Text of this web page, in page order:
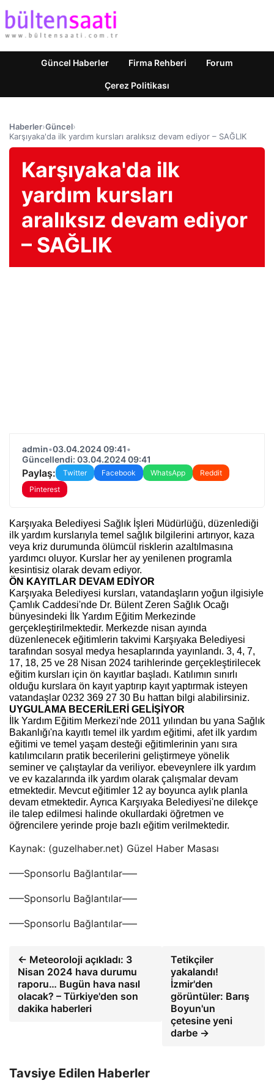
Güncel Haberler Firma Rehberi Forum
Çerez Politikası
Haberler›Güncel›
Karşıyaka'da ilk yardım kursları aralıksız devam ediyor – SAĞLIK
Karşıyaka'da ilk
yardım kursları
aralıksız devam ediyor
– SAĞLIK
admin•03.04.2024 09:41•
Güncellendi: 03.04.2024 09:41
Paylaş: Twitter Facebook WhatsApp
Reddit
Pinterest
Karşıyaka Belediyesi Sağlık İşleri Müdürlüğü, düzenlediği
ilk yardım kurslarıyla temel sağlık bilgilerini artırıyor, kaza
veya kriz durumunda ölümcül risklerin azaltılmasına
yardımcı oluyor. Kurslar her ay yenilenen programla
kesintisiz olarak devam ediyor.
ÖN KAYITLAR DEVAM EDİYOR
Karşıyaka Belediyesi kursları, vatandaşların yoğun ilgisiyle
Çamlık Caddesi'nde Dr. Bülent Zeren Sağlık Ocağı
bünyesindeki İlk Yardım Eğitim Merkezinde
gerçekleştirilmektedir. Merkezde nisan ayında
düzenlenecek eğitimlerin takvimi Karşıyaka Belediyesi
tarafından sosyal medya hesaplarında yayınlandı. 3, 4, 7,
17, 18, 25 ve 28 Nisan 2024 tarihlerinde gerçekleştirilecek
eğitim kursları için ön kayıtlar başladı. Katılımın sınırlı
olduğu kurslara ön kayıt yaptırıp kayıt yaptırmak isteyen
vatandaşlar 0232 369 27 30 Bu hattan bilgi alabilirsiniz.
UYGULAMA BECERİLERİ GELİŞİYOR
İlk Yardım Eğitim Merkezi'nde 2011 yılından bu yana Sağlık
Bakanlığı'na kayıtlı temel ilk yardım eğitimi, afet ilk yardım
eğitimi ve temel yaşam desteği eğitimlerinin yanı sıra
katılımcıların pratik becerilerini geliştirmeye yönelik
seminer ve çalıştaylar da veriliyor. ebeveynlere ilk yardım
ve ev kazalarında ilk yardım olarak çalışmalar devam
etmektedir. Mevcut eğitimler 12 ay boyunca aylık planla
devam etmektedir. Ayrıca Karşıyaka Belediyesi'ne dilekçe
ile talep edilmesi halinde okullardaki öğretmen ve
öğrencilere yerinde proje bazlı eğitim verilmektedir.
Kaynak: (guzelhaber.net) Güzel Haber Masası
—–Sponsorlu Bağlantılar—–
—–Sponsorlu Bağlantılar—–
—–Sponsorlu Bağlantılar—–
← Meteoroloji açıkladı: 3
Nisan 2024 hava durumu
raporu… Bugün hava nasıl
olacak? – Türkiye'den son
dakika haberleri
Tetikçiler
yakalandı!
İzmir'den
görüntüler: Barış
Boyun'un
çetesine yeni
darbe →
Tavsiye Edilen Haberler